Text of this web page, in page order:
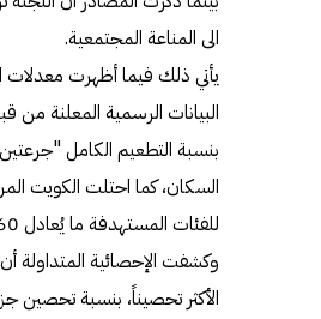
الى المناعة المجتمعية.
يأتي ذلك فيما أظهرت معدلات
البيانات الرسمية المعلنة من
للفئات المستهدفة ما يُعادل 60% من عدد السكان.
وكشفت الإحصائية المتداولة